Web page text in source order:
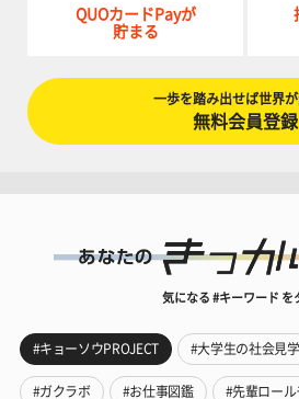
QUOカードPayが
貯まる
一歩を踏み出せば世界
無料会員登録
気になる #キーワード を
#キョーソウPROJECT #大学生の社会見学
#ガクラボ #お仕事図鑑 #先輩ロール